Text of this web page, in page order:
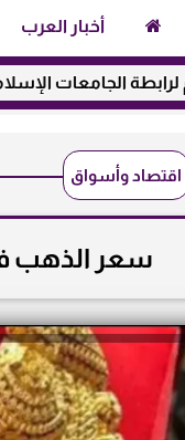
أخبار العرب
الإسلامية
اقتصاد وأسواق
سعر الذهب في اليمن اليوم